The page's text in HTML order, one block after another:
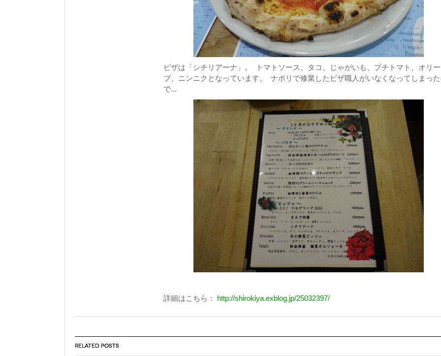
ピザは「シチリアーナ」。 トマトソース、タコ、じゃがいも、プチトマト、オリー
ブ、ニンニクとなっています。 ナポリで修業したピザ職人がいなくなってしまっ
で...
詳細はこちら： http://shirokiya.exblog.jp/25032397/
RELATED POSTS